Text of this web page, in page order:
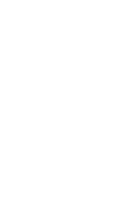
и
подошвой).
еще и…